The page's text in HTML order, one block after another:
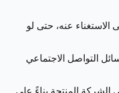
الاستغناء عنه، حتى لو
التواصل الاجتماعي
الشركة المنتجة بناءً على